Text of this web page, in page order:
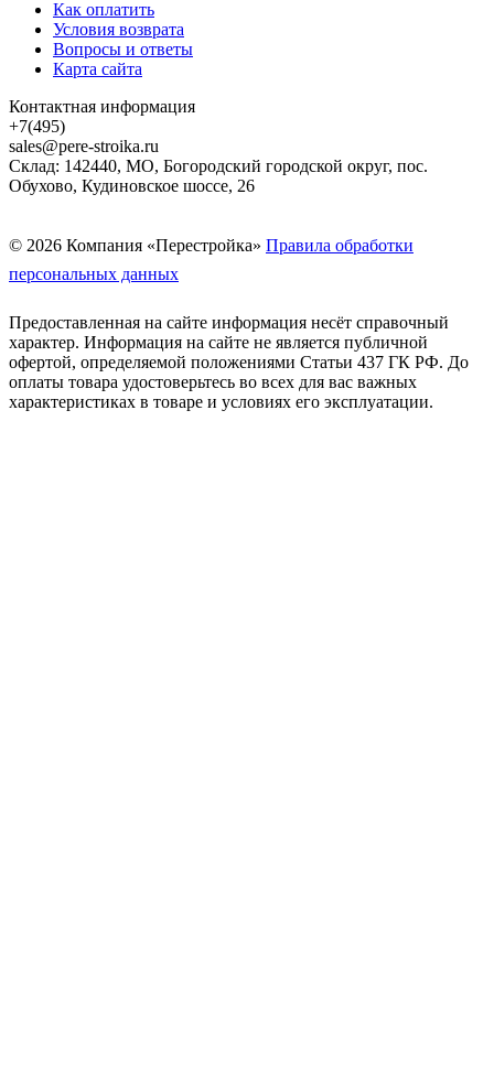
Как оплатить
Условия возврата
Вопросы и ответы
Карта сайта
Контактная информация
+7(495)
sales@pere-stroika.ru
Склад: 142440, МО, Богородский городской округ, пос.
Обухово, Кудиновское шоссе, 26
© 2026 Компания «Перестройка» Правила обработки
персональных данных
Предоставленная на сайте информация несёт справочный
характер. Информация на сайте не является публичной
офертой, определяемой положениями Статьи 437 ГК РФ. До
оплаты товара удостоверьтесь во всех для вас важных
характеристиках в товаре и условиях его эксплуатации.